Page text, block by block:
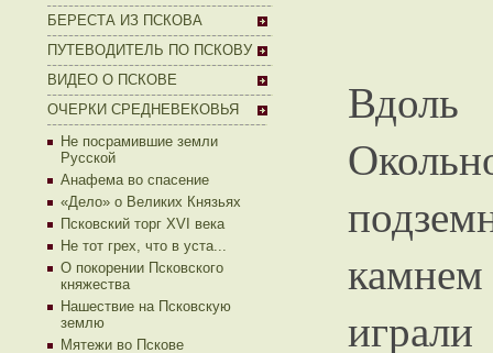
БЕРЕСТА ИЗ ПСКОВА
ПУТЕВОДИТЕЛЬ ПО ПСКОВУ
ВИДЕО О ПСКОВЕ
ОЧЕРКИ СРЕДНЕВЕКОВЬЯ
Не посрамившие земли
Русской
Анафема во спасение
«Дело» о Великих Князьях
Псковский торг XVI века
Не тот грех, что в уста...
О покорении Псковского
княжества
Нашествие на Псковскую
землю
Мятежи во Пскове